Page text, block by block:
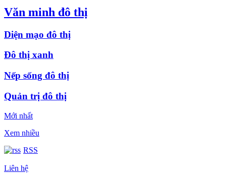
Văn minh đô thị
Diện mạo đô thị
Đô thị xanh
Nếp sống đô thị
Quản trị đô thị
Mới nhất
Xem nhiều
RSS
Liên hệ